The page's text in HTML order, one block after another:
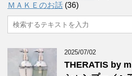
ＭＡＫＥのお話 (36)
2025/07/02
THERATIS by